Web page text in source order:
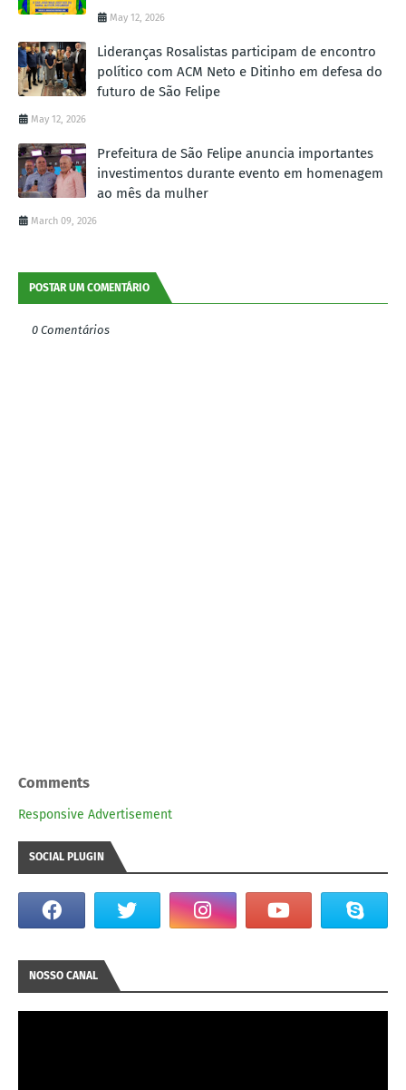
May 12, 2026
Lideranças Rosalistas participam de encontro
político com ACM Neto e Ditinho em defesa do
futuro de São Felipe
May 12, 2026
Prefeitura de São Felipe anuncia importantes
investimentos durante evento em homenagem
ao mês da mulher
March 09, 2026
POSTAR UM COMENTÁRIO
0 Comentários
Comments
Responsive Advertisement
SOCIAL PLUGIN
NOSSO CANAL